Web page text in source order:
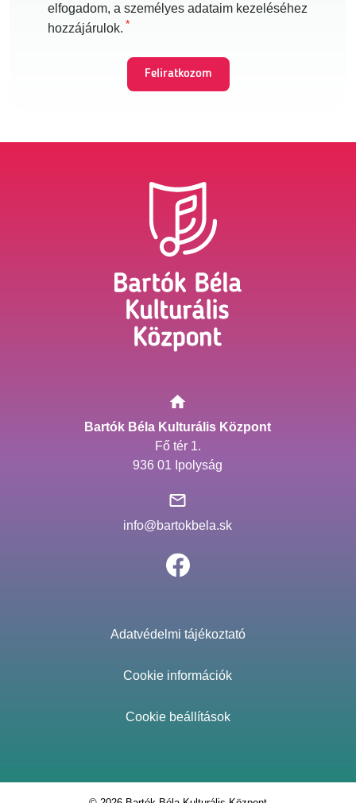
elfogadom, a személyes adataim kezeléséhez
hozzájárulok.
Bartók Béla Kulturális Központ
Fő tér 1.
936 01 Ipolyság
info@bartokbela.sk
Adatvédelmi tájékoztató
Cookie információk
Cookie beállítások